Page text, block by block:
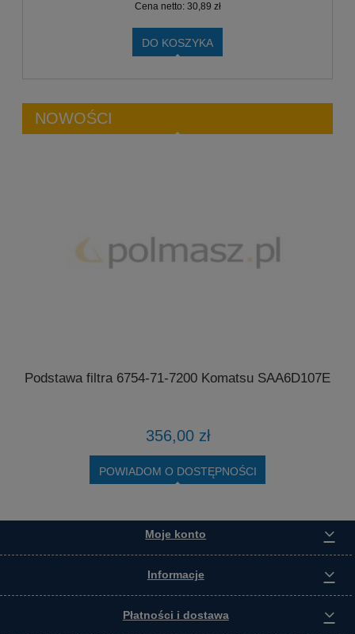
Cena netto: 30,89 zł
DO KOSZYKA
NOWOŚCI
Podstawa filtra 6754-71-7200 Komatsu SAA6D107E
356,00 zł
POWIADOM O DOSTĘPNOŚCI
Moje konto
Informacje
Płatności i dostawa